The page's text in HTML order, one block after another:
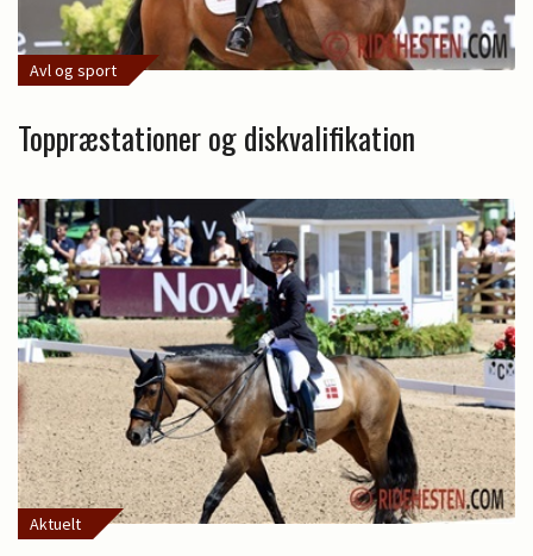
Avl og sport
Toppræstationer og diskvalifikation
Aktuelt